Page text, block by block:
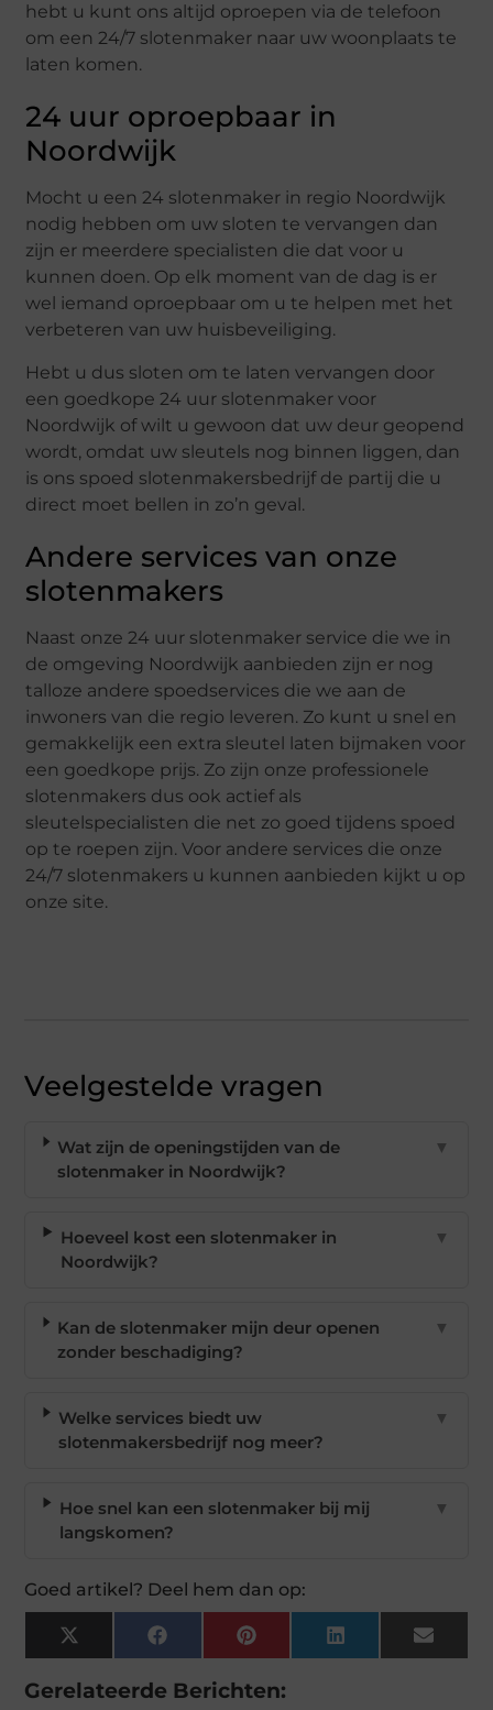
hebt u kunt ons altijd oproepen via de telefoon
om een 24/7 slotenmaker naar uw woonplaats te
laten komen.
24 uur oproepbaar in
Noordwijk
Mocht u een 24 slotenmaker in regio Noordwijk
nodig hebben om uw sloten te vervangen dan
zijn er meerdere specialisten die dat voor u
kunnen doen. Op elk moment van de dag is er
wel iemand oproepbaar om u te helpen met het
verbeteren van uw huisbeveiliging.
Hebt u dus sloten om te laten vervangen door
een goedkope 24 uur slotenmaker voor
Noordwijk of wilt u gewoon dat uw deur geopend
wordt, omdat uw sleutels nog binnen liggen, dan
is ons spoed slotenmakersbedrijf de partij die u
direct moet bellen in zo’n geval.
Andere services van onze
slotenmakers
Naast onze 24 uur slotenmaker service die we in
de omgeving Noordwijk aanbieden zijn er nog
talloze andere spoedservices die we aan de
inwoners van die regio leveren. Zo kunt u snel en
gemakkelijk een extra sleutel laten bijmaken voor
een goedkope prijs. Zo zijn onze professionele
slotenmakers dus ook actief als
sleutelspecialisten die net zo goed tijdens spoed
op te roepen zijn. Voor andere services die onze
24/7 slotenmakers u kunnen aanbieden kijkt u op
onze site.
Veelgestelde vragen
Wat zijn de openingstijden van de
slotenmaker in Noordwijk?
▼
Hoeveel kost een slotenmaker in
Noordwijk?
▼
Kan de slotenmaker mijn deur openen
zonder beschadiging?
▼
Welke services biedt uw
slotenmakersbedrijf nog meer?
▼
Hoe snel kan een slotenmaker bij mij
langskomen?
▼
Goed artikel? Deel hem dan op:
X
(Twitter)
FacebookPinterest LinkedIn Email
Gerelateerde Berichten: